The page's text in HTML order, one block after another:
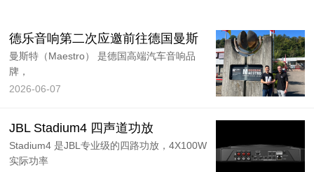
德乐音响第二次应邀前往德国曼斯
曼斯特（Maestro） 是德国高端汽车音响品
牌，
2026-06-07
JBL Stadium4 四声道功放
Stadium4 是JBL专业级的四路功放，4X100W
实际功率